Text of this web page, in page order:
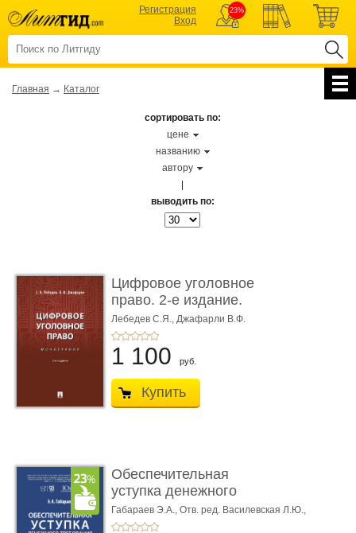
Регистрация
Вход
23%
Главная → Каталог
сортировать по:
цене
названию
автору
выводить по:
Цифровое уголовное
право. 2-е издание.
Монограф ...
Лебедев С.Я., Джафарли В.Ф.
1 100 руб.
Купить
Обеспечительная
уступка денежного
требования ...
Габараев Э.А., Отв. ред. Василевская Л.Ю.,
вступ. сл. Каретина М.Г.